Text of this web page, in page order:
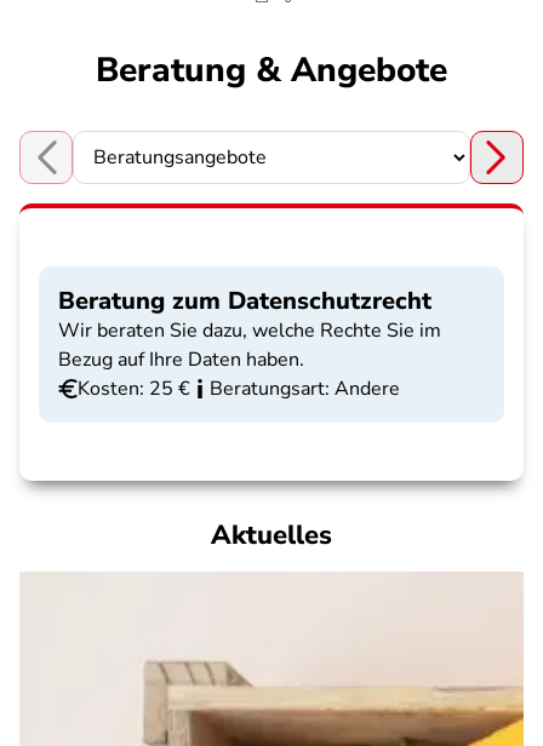
Beratung & Angebote
Choose a section
Beratung zum Datenschutzrecht
Wir beraten Sie dazu, welche Rechte Sie im
Bezug auf Ihre Daten haben.
Kosten: 25 €
Beratungsart: Andere
Aktuelles